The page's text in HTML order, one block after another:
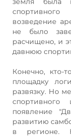
возведение
не было
расчищено, и
давнюю
Конечно, кто-
площадку
развязку. Но
спортивного
появление
развитию
в регионе.